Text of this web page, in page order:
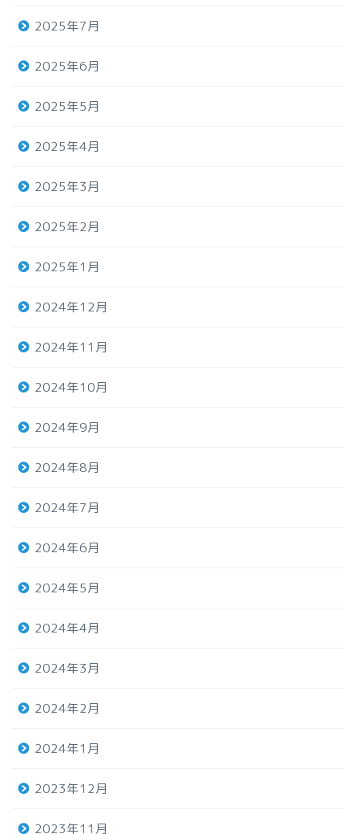
2025年7月
2025年6月
2025年5月
2025年4月
2025年3月
2025年2月
2025年1月
2024年12月
2024年11月
2024年10月
2024年9月
2024年8月
2024年7月
2024年6月
2024年5月
2024年4月
2024年3月
2024年2月
2024年1月
2023年12月
2023年11月